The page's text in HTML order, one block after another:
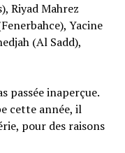
Riyad Mahrez
Yacine
(Al Sadd),
passée inaperçue.
cette année, il
pour des raisons